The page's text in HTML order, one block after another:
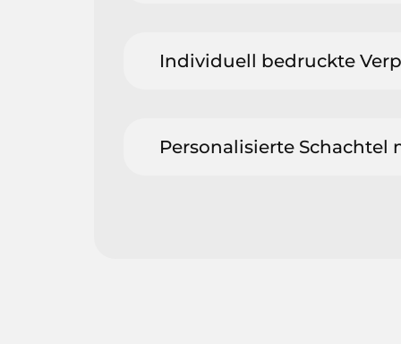
Individuell bedruckte
Personalisierte Schachtel